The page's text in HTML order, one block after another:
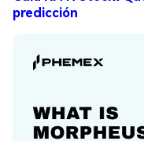
predicción